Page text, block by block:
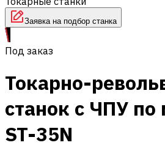
Заявка на подбор станка
Под заказ
Токарно-
станок с ЧПУ по
ST-35N